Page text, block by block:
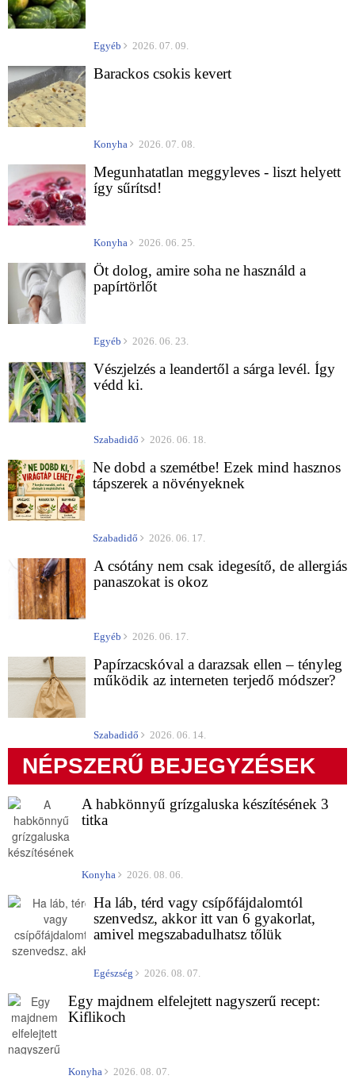
Egyéb 2026. 07. 09.
Barackos csokis kevert
Konyha 2026. 07. 08.
Megunhatatlan meggyleves - liszt helyett
így sűrítsd!
Konyha 2026. 06. 25.
Öt dolog, amire soha ne használd a
papírtörlőt
Egyéb 2026. 06. 23.
Vészjelzés a leandertől a sárga levél. Így
védd ki.
Szabadidő 2026. 06. 18.
Ne dobd a szemétbe! Ezek mind hasznos
tápszerek a növényeknek
Szabadidő 2026. 06. 17.
A csótány nem csak idegesítő, de allergiás
panaszokat is okoz
Egyéb 2026. 06. 17.
Papírzacskóval a darazsak ellen – tényleg
működik az interneten terjedő módszer?
Szabadidő 2026. 06. 14.
NÉPSZERŰ BEJEGYZÉSEK
A habkönnyű grízgaluska készítésének 3
titka
Konyha 2026. 08. 06.
Ha láb, térd vagy csípőfájdalomtól
szenvedsz, akkor itt van 6 gyakorlat,
amivel megszabadulhatsz tőlük
Egészség 2026. 08. 07.
Egy majdnem elfelejtett nagyszerű recept:
Kiflikoch
Konyha 2026. 08. 07.